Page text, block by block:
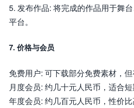
5. 发布作品: 将完成的作品用于舞
平台。
7. 价格与会员
免费用户: 可下载部分免费素材，但
月度会员: 约几十元人民币，适合短
年度会员: 约几百元人民币，性价比